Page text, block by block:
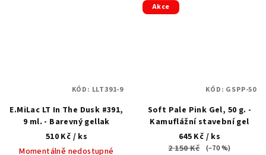
E.MiLac LT In The Dusk #391,
9 ml. - Barevný gellak
510 Kč / ks
Momentálně nedostupné
KÓD: LLT391-9
Akce
Soft Pale Pink Gel, 50 g. -
Kamuflážní stavební gel
645 Kč / ks
2 150 Kč
(–70 %)
KÓD: GSPP-50